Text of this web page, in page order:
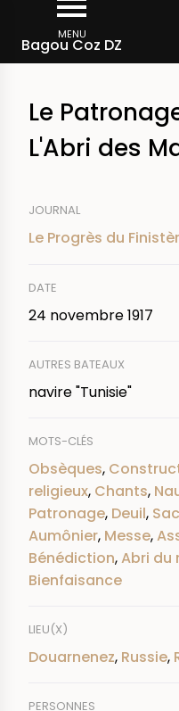
contenu
MENU
Bagou Coz DZ
d'Ariane
Rechercher dans la
Le
L'Abri des
JOURNAL
Le Progrès du
DATE
24 novembre 1917
AUTRES BATEAUX
navire "Tunisie"
MOTS-CLÉS
Obsèques,
religieux, Chants,
Patronage, Deuil,
Aumônier, Messe,
Bénédiction,Abri du
Bienfaisance
LIEU(X)
Douarnenez, Russie,
PERSONNES